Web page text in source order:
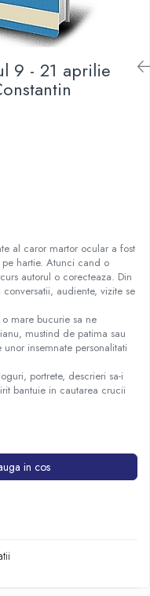
9 - 21 aprilie
al caror martor ocular a fost
hartie. Atunci cand o
autorul o corecteaza. Din
audiente, vizite se
mare bucurie sa ne
mustind de patima sau
insemnate personalitati
portrete, descrieri sa-i
bantuie in cautarea crucii
in cos